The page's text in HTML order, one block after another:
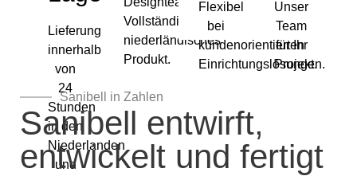
Lieferung
innerhalb
von
24
Stunden
in den
Niederlanden
und
Anpassungen)
Vollständig
niederländisches
Produkt.
Marken
ansehen
Flexibel
bei
kundenorientierten
Einrichtungslösungen.
Kontaktieren
Sie uns für
Möglichkeiten
Unser
Team
für Ihr
Projekt.
Sie,
wie wir
Ihnen
helfen
Sanibell in Zahlen
Sanibell entwirft,
entwickelt und fertigt